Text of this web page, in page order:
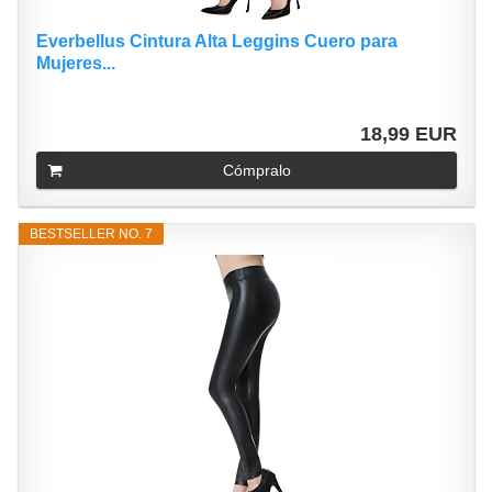
Everbellus Cintura Alta Leggins Cuero para
Mujeres...
18,99 EUR
Cómpralo
BESTSELLER NO. 7